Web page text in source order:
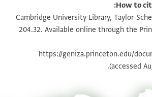
הגדל וסובב
How to
Cambridge University Library, Taylor-
204.32. Available online through the
https://geniza.princeton.edu/
(accessed